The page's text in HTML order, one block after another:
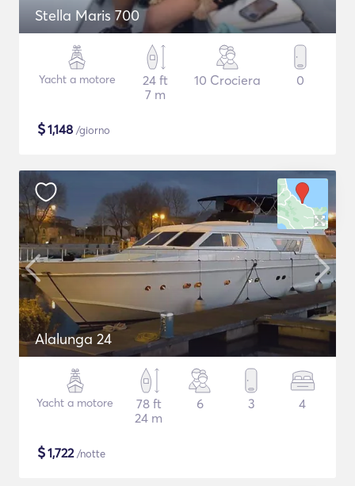
Stella Maris 700
Yacht a motore
24 ft
7 m
10 Crociera 0
$1,148 /giorno
Alalunga 24
Yacht a motore
78 ft
24 m
6 3 4
$1,722/notte